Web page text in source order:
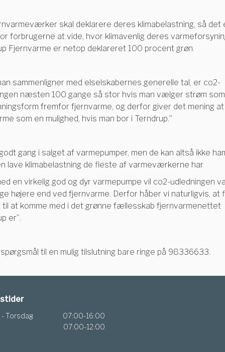
skal deklarere deres klimabelastning, så det
forbrugerne at vide, hvor klimavenlig deres
Fjernvarme er netop deklareret 100 procent grøn.
sammenligner med elselskabernes generelle tal, er co2-
næsten 100 gange så stor hvis man vælger strøm som
fremfor fjernvarme, og derfor giver det mening
som en mulighed, hvis man bor i Terndrup.”
gang i salget af varmepumper, men de kan altså ikke
lave klimabelastning de fleste af varmeværkerne har
en virkelig god og dyr varmepumpe vil co2-udledningen
højere end ved fjernvarme. Derfor håber vi naturligvis, at
til at komme med i det grønne fællesskab fjernvarmenettet
er”.
til en mulig tilslutning bare ringe på 98336633.
Torsdag
07:00-16:00
07:00-12:00